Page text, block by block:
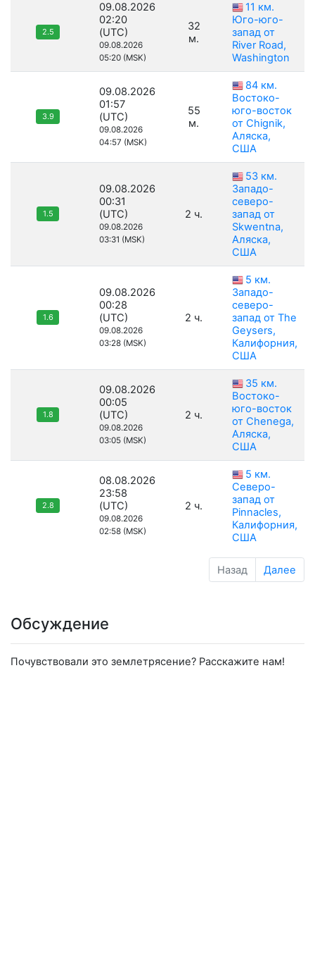
2.5
09.08.2026
02:20
(UTC)
09.08.2026
05:20 (MSK)
32
м.
11 км.
Юго-юго-
запад от
River Road,
Washington
3.9
09.08.2026
01:57
(UTC)
09.08.2026
04:57 (MSK)
55
м.
84 км.
Востоко-
юго-восток
от Chignik,
Аляска,
США
1.5
09.08.2026
00:31
(UTC)
09.08.2026
03:31 (MSK)
2 ч.
53 км.
Западо-
северо-
запад от
Skwentna,
Аляска,
США
1.6
09.08.2026
00:28
(UTC)
09.08.2026
03:28 (MSK)
2 ч.
5 км.
Западо-
северо-
запад от The
Geysers,
Калифорния,
США
1.8
09.08.2026
00:05
(UTC)
09.08.2026
03:05 (MSK)
2 ч.
35 км.
Востоко-
юго-восток
от Chenega,
Аляска,
США
2.8
08.08.2026
23:58
(UTC)
09.08.2026
02:58 (MSK)
2 ч.
5 км.
Северо-
запад от
Pinnacles,
Калифорния,
США
Назад Далее
Обсуждение
Почувствовали это землетрясение? Расскажите нам!